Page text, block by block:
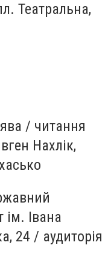
Театральна,
/ читання
Нахлік,
ім. Івана
24 / аудиторія